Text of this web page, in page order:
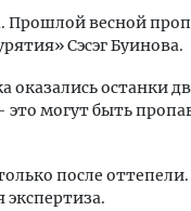
Прошлой весной
Сэсэг Буинова.
останки
могут быть
после
И КВАРТИРЫ